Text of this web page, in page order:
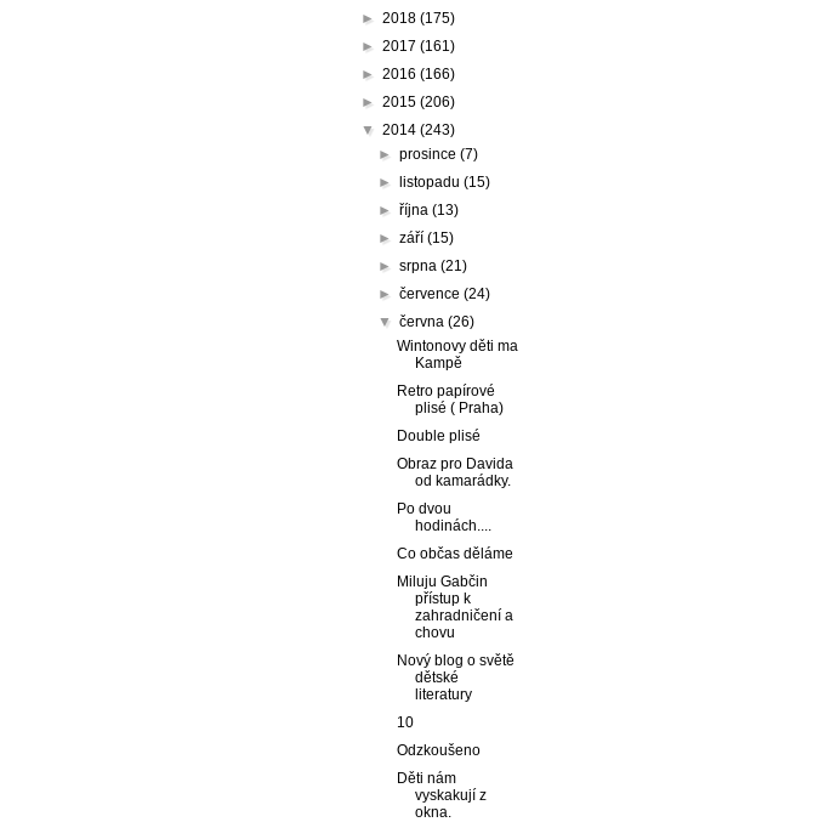
► 2018 (175)
► 2017 (161)
► 2016 (166)
► 2015 (206)
▼ 2014 (243)
►prosince(7)
►
listopadu(15)
►října(13)
►září(15)
►srpna(21)
►července(24)
▼června(26)
Wintonovy děti ma
Kampě
Retro papírové
plisé ( Praha)
Double plisé
Obraz pro Davida
od kamarádky.
Po dvou
hodinách....
Co občas děláme
Miluju Gabčin
přístup k
zahradničení a
chovu
Nový blog o světě
dětské
literatury
10
Odzkoušeno
Děti nám
vyskakují z
okna.